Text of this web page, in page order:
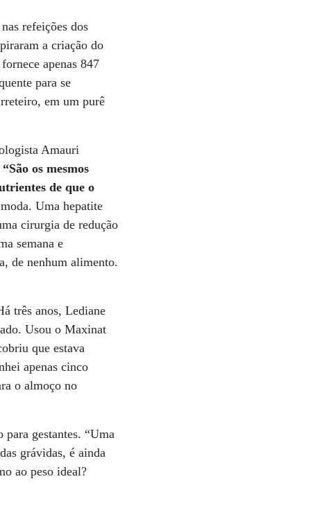
refeições dos
a criação do
apenas 847
para se
em um purê
Amauri
“São os mesmos
de que o
Uma hepatite
cirurgia de redução
semana e
de nenhum alimento.
três anos, Lediane
Usou o Maxinat
que estava
apenas cinco
o almoço no
gestantes. “Uma
grávidas, é ainda
ao peso ideal?